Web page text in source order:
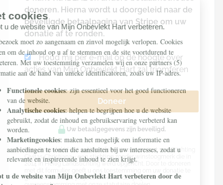
doneren. Hierna wordt u doorgeleid naar de
beveiligde betaalpagina van Stripe om uw
donatie af te ronden.
Houd mij per e-mail op de hoogte over
acties van Mijn Onbevlekt Hart zal triomferen
Doneer
Uw betaalgegevens zijn beveiligd.
Mijn Onbevlekt Hart zal triomferen is een project van Stichting
Civitas Christiana - een stichting zonder winstoogmerk die in
2014 in Heilig Landstichting werd opgericht. Door te doneren
gebruiken voor dit project of een ander project in